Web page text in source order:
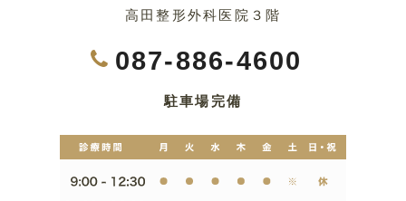
高田整形外科医院３階
087-886-4600
駐車場完備